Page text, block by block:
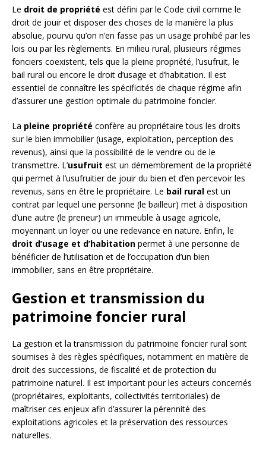
Le droit de propriété est défini par le Code civil comme le
droit de jouir et disposer des choses de la manière la plus
absolue, pourvu qu’on n’en fasse pas un usage prohibé par les
lois ou par les règlements. En milieu rural, plusieurs régimes
fonciers coexistent, tels que la pleine propriété, l’usufruit, le
bail rural ou encore le droit d’usage et d’habitation. Il est
essentiel de connaître les spécificités de chaque régime afin
d’assurer une gestion optimale du patrimoine foncier.
La pleine propriété confère au propriétaire tous les droits
sur le bien immobilier (usage, exploitation, perception des
revenus), ainsi que la possibilité de le vendre ou de le
transmettre. L’usufruit est un démembrement de la propriété
qui permet à l’usufruitier de jouir du bien et d’en percevoir les
revenus, sans en être le propriétaire. Le bail rural est un
contrat par lequel une personne (le bailleur) met à disposition
d’une autre (le preneur) un immeuble à usage agricole,
moyennant un loyer ou une redevance en nature. Enfin, le
droit d’usage et d’habitation permet à une personne de
bénéficier de l’utilisation et de l’occupation d’un bien
immobilier, sans en être propriétaire.
Gestion et transmission du
patrimoine foncier rural
La gestion et la transmission du patrimoine foncier rural sont
soumises à des règles spécifiques, notamment en matière de
droit des successions, de fiscalité et de protection du
patrimoine naturel. Il est important pour les acteurs concernés
(propriétaires, exploitants, collectivités territoriales) de
maîtriser ces enjeux afin d’assurer la pérennité des
exploitations agricoles et la préservation des ressources
naturelles.